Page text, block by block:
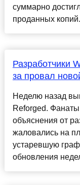
суммарно
проданных
Разработчики
за провал
Неделю назад
Reforged.
объяснения от
жаловались на
устаревшую
обновления